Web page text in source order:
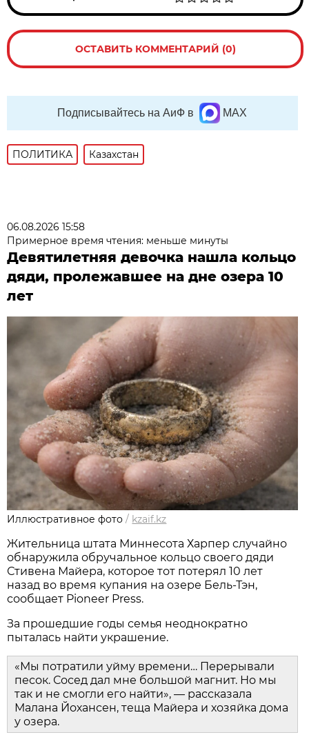
ОСТАВИТЬ КОММЕНТАРИЙ (0)
Подписывайтесь на АиФ в MAX
ПОЛИТИКА Казахстан
06.08.2026 15:58
Примерное время чтения: меньше минуты
Девятилетняя девочка нашла кольцо
дяди, пролежавшее на дне озера 10
лет
Иллюстративное фото / kzaif.kz
Жительница штата Миннесота Харпер случайно
обнаружила обручальное кольцо своего дяди
Стивена Майера, которое тот потерял 10 лет
назад во время купания на озере Бель-Тэн,
сообщает Pioneer Press.
За прошедшие годы семья неоднократно
пыталась найти украшение.
«Мы потратили уйму времени… Перерывали
песок. Сосед дал мне большой магнит. Но мы
так и не смогли его найти», — рассказала
Малана Йохансен, теща Майера и хозяйка дома
у озера.